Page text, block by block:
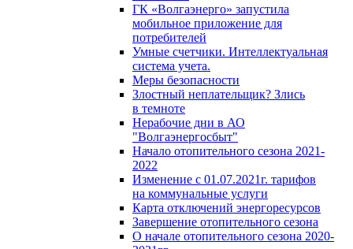
ГК «Волгаэнерго» запустила
мобильное приложение для
потребителей
Умные счетчики. Интеллектуальная
система учета.
Меры безопасности
Злостный неплательщик? Злись
в темноте
Нерабочие дни в АО
"Волгаэнергосбыт"
Начало отопительного сезона 2021-
2022
Изменение с 01.07.2021г. тарифов
на коммунальные услуги
Карта отключений энергоресурсов
Завершение отопительного сезона
О начале отопительного сезона 2020-